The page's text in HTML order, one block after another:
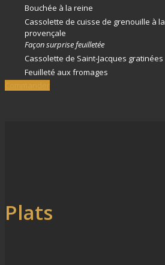
Bouchée à la reine
Cassolette de cuisse de grenouille à la
provençale
Façon surprise feuilletée
Cassolette de Saint-Jacques gratinées
Feuilleté aux fromages
Commander
Plats